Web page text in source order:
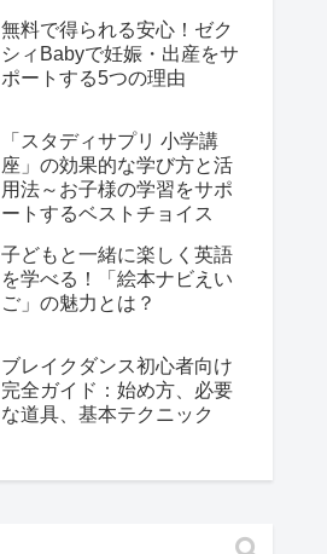
無料で得られる安心！ゼク
シィBabyで妊娠・出産をサ
ポートする5つの理由
「スタディサプリ 小学講
座」の効果的な学び方と活
用法～お子様の学習をサポ
ートするベストチョイス
子どもと一緒に楽しく英語
を学べる！「絵本ナビえい
ご」の魅力とは？
ブレイクダンス初心者向け
完全ガイド：始め方、必要
な道具、基本テクニック